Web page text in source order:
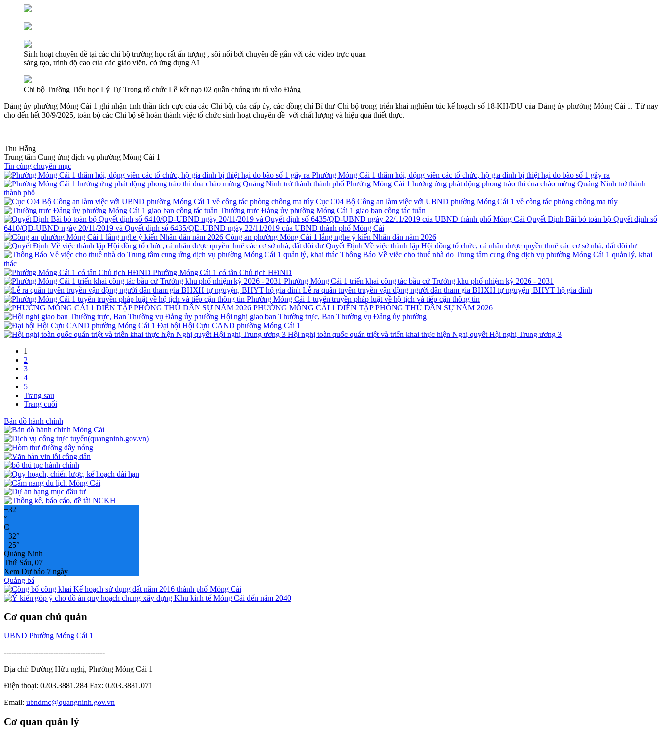
Sinh hoạt chuyên đề tại các chi bộ trường học rất ấn tượng , sôi nổi bởi chuyên đề gắn với các video trực quan
sáng tạo, trình độ cao của các giáo viên, có ứng dụng AI
Chi bộ Trường Tiểu học Lý Tự Trọng tổ chức Lễ kết nạp 02 quần chúng ưu tú vào Đảng
Đảng ủy phường Móng Cái 1 ghi nhận tinh thần tích cực của các Chi bộ, của cấp ủy, các đồng chí Bí thư Chi bộ trong triển khai nghiêm túc kế hoạch số 18-KH/ĐU của Đảng ủy phường Móng Cái 1. Từ nay
cho đến hết 30/9/2025, toàn bộ các Chi bộ sẽ hoàn thành việc tổ chức sinh hoạt chuyên đề với chất lượng và hiệu quả thiết thực.
Thu Hằng
Trung tâm Cung ứng dịch vụ phường Móng Cái 1
Tin cùng chuyên mục
Phường Móng Cái 1 thăm hỏi, động viên các tổ chức, hộ gia đình bị thiệt hại do bão số 1 gây ra
Phường Móng Cái 1 hưởng ứng phát động phong trào thi đua chào mừng Quảng Ninh trở thành
thành phố
Cục C04 Bộ Công an làm việc với UBND phường Móng Cái 1 về công tác phòng chống ma túy
Thường trực Đảng ủy phường Móng Cái 1 giao ban công tác tuần
Quyết Định Bãi bỏ toàn bộ Quyết định số
6410/QĐ-UBND ngày 20/11/2019 và Quyết định số 6435/QĐ-UBND ngày 22/11/2019 của UBND thành phố Móng Cái
Công an phường Móng Cái 1 lắng nghe ý kiến Nhân dân năm 2026
Quyết Định Về việc thành lập Hội đồng tổ chức, cá nhân được quyền thuê các cơ sở nhà, đất dôi dư
Thông Báo Về việc cho thuê nhà do Trung tâm cung ứng dịch vụ phường Móng Cái 1 quản lý, khai
thác
Phường Móng Cái 1 có tân Chủ tịch HĐND
Phường Móng Cái 1 triển khai công tác bầu cử Trưởng khu phố nhiệm kỳ 2026 - 2031
Lễ ra quân tuyên truyền vận động người dân tham gia BHXH tự nguyện, BHYT hộ gia đình
Phường Móng Cái 1 tuyên truyền pháp luật về hộ tịch và tiếp cận thông tin
PHƯỜNG MÓNG CÁI 1 DIỄN TẬP PHÒNG THỦ DÂN SỰ NĂM 2026
Hội nghị giao ban Thường trực, Ban Thường vụ Đảng ủy phường
Đại hội Hội Cựu CAND phường Móng Cái 1
Hội nghị toàn quốc quán triệt và triển khai thực hiện Nghị quyết Hội nghị Trung ương 3
1
2
3
4
5
Trang sau
Trang cuối
Bản đồ hành chính
+32
°
C
+32°
+25°
Quảng Ninh
Thứ Sáu, 07
Xem Dự báo 7 ngày
Quảng bá
Cơ quan chủ quản
UBND Phường Móng Cái 1
-----------------------------------------
Địa chỉ: Đường Hữu nghị, Phường Móng Cái 1
Điện thoại: 0203.3881.284 Fax: 0203.3881.071
Email: ubndmc@quangninh.gov.vn
Cơ quan quản lý